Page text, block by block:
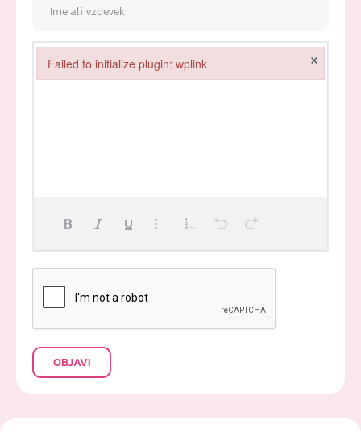
OBJAVI
Failed to initialize plugin: wplink ×
Failed to initialize plugin: wplink